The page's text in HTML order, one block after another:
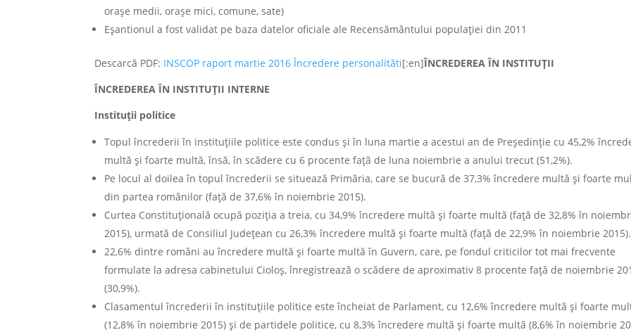
orașe medii, orașe mici, comune, sate)
Eșantionul a fost validat pe baza datelor oficiale ale Recensământului populației din 2011
Descarcă PDF: INSCOP raport martie 2016 Încredere personalităti[:en]ÎNCREDEREA ÎN INSTITUȚII
ÎNCREDEREA ÎN INSTITUȚII INTERNE
Instituții politice
Topul încrederii în instituțiile politice este condus și în luna martie a acestui an de Președinție cu 45,2%
multă și foarte multă, însă, în scădere cu 6 procente față de luna noiembrie a anului trecut (51,2%).
Pe locul al doilea în topul încrederii se situează Primăria, care se bucură de 37,3% încredere multă și foarte
din partea românilor (față de 37,6% în noiembrie 2015).
Curtea Constituțională ocupă poziția a treia, cu 34,9% încredere multă și foarte multă (față de 32,8% în
2015), urmată de Consiliul Județean cu 26,3% încredere multă și foarte multă (față de 22,9% în noiembrie 2015).
22,6% dintre români au încredere multă și foarte multă în Guvern, care, pe fondul criticilor tot mai frecvente
formulate la adresa cabinetului Cioloș, înregistrează o scădere de aproximativ 8 procente față de noiembrie
(30,9%).
Clasamentul încrederii în instituțiile politice este încheiat de Parlament, cu 12,6% încredere multă și foarte
(12,8% în noiembrie 2015) și de partidele politice, cu 8,3% încredere multă și foarte multă (8,6% în noiembrie